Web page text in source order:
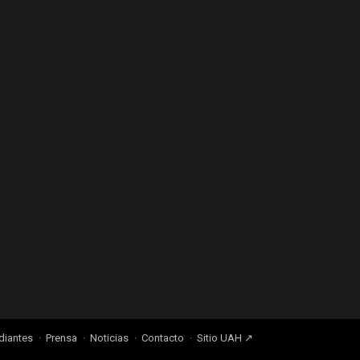
Prensa Noticias Contacto Sitio UAH ↗